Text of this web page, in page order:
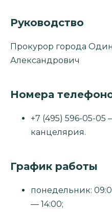
Руководство
Прокурор города
Александрович
Номера
+7 (495) 596-05-
канцелярия.
График работы
понедельник:
— 14:00;